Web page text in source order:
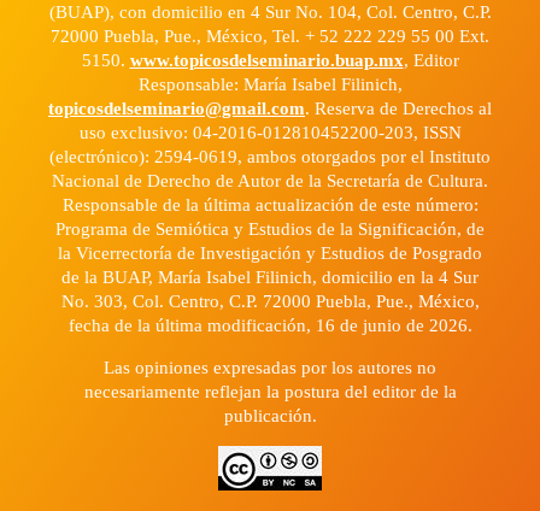
(BUAP), con domicilio en 4 Sur No. 104, Col. Centro, C.P.
72000 Puebla, Pue., México, Tel. + 52 222 229 55 00 Ext.
5150. www.topicosdelseminario.buap.mx, Editor
Responsable: María Isabel Filinich,
topicosdelseminario@gmail.com. Reserva de Derechos al
uso exclusivo: 04-2016-012810452200-203, ISSN
(electrónico): 2594-0619, ambos otorgados por el Instituto
Nacional de Derecho de Autor de la Secretaría de Cultura.
Responsable de la última actualización de este número:
Programa de Semiótica y Estudios de la Significación, de
la Vicerrectoría de Investigación y Estudios de Posgrado
de la BUAP, María Isabel Filinich, domicilio en la 4 Sur
No. 303, Col. Centro, C.P. 72000 Puebla, Pue., México,
fecha de la última modificación, 16 de junio de 2026.
Las opiniones expresadas por los autores no
necesariamente reflejan la postura del editor de la
publicación.